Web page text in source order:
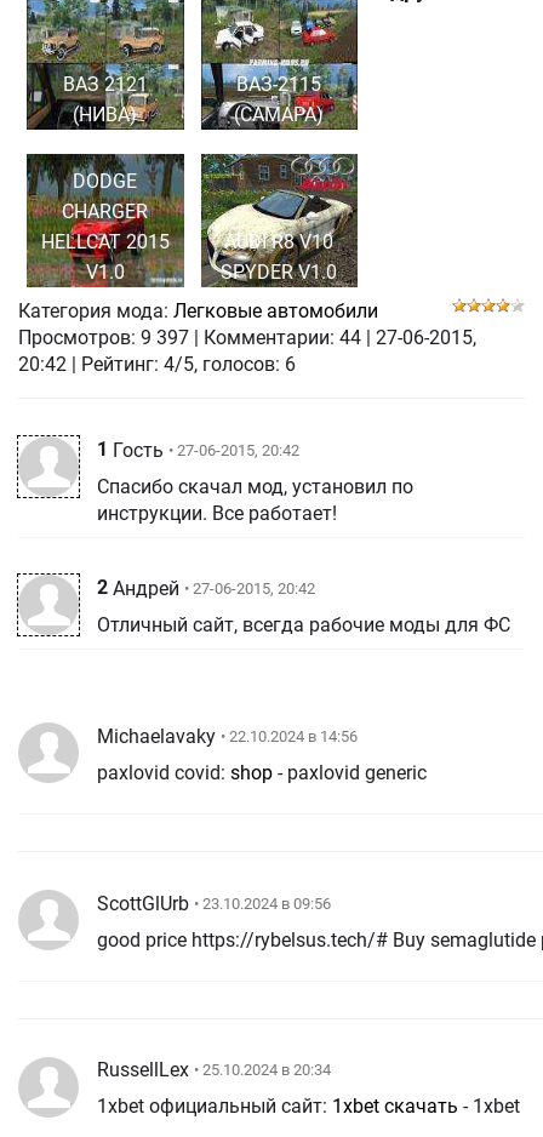
ВАЗ 2121
(НИВА)
ВАЗ-2115
(САМАРА)
DODGE
CHARGER
HELLCAT 2015
V1.0
AUDI R8 V10
SPYDER V1.0
Категория мода: Легковые автомобили
Просмотров: 9 397 Комментарии: 44
27-06-2015,
20:42
| Рейтинг: 4/5, голосов: 6
1 Гость • 27-06-2015, 20:42
Спасибо скачал мод, установил по
инструкции. Все работает!
2 Андрей • 27-06-2015, 20:42
Отличный сайт, всегда рабочие моды для ФС
Michaelavaky • 22.10.2024 в 14:56
paxlovid covid: shop - paxlovid generic
ScottGlUrb • 23.10.2024 в 09:56
RussellLex • 25.10.2024 в 20:34
1xbet официальный сайт: 1xbet скачать - 1xbet